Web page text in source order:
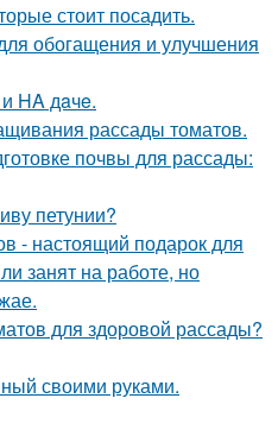
стоит посадить.
обогащения и улучшения
HA дaчe.
рассады томатов.
почвы для рассады:
петунии?
- настоящий подарок для
занят на работе, но
для здоровой рассады?
своими руками.